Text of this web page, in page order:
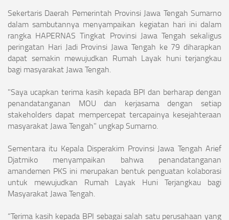
Sekertaris Daerah Pemerintah Provinsi Jawa Tengah Sumarno
dalam sambutannya menyampaikan kegiatan hari ini dalam
rangka HAPERNAS Tingkat Provinsi Jawa Tengah sekaligus
peringatan Hari Jadi Provinsi Jawa Tengah ke 79 diharapkan
dapat semakin mewujudkan Rumah Layak huni terjangkau
bagi masyarakat Jawa Tengah.
"Saya ucapkan terima kasih kepada BPI dan berharap dengan
penandatanganan MOU dan kerjasama dengan setiap
stakeholders dapat mempercepat tercapainya kesejahteraan
masyarakat Jawa Tengah" ungkap Sumarno.
Sementara itu Kepala Disperakim Provinsi Jawa Tengah Arief
Djatmiko menyampaikan bahwa penandatanganan
amandemen PKS ini merupakan bentuk penguatan kolaborasi
untuk mewujudkan Rumah Layak Huni Terjangkau bagi
Masyarakat Jawa Tengah.
“Terima kasih kepada BPI sebagai salah satu perusahaan yang